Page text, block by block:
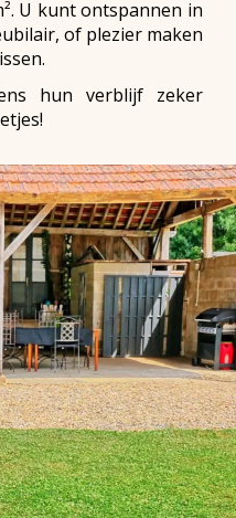
U kunt ontspannen in
of plezier maken
hun verblijf zeker